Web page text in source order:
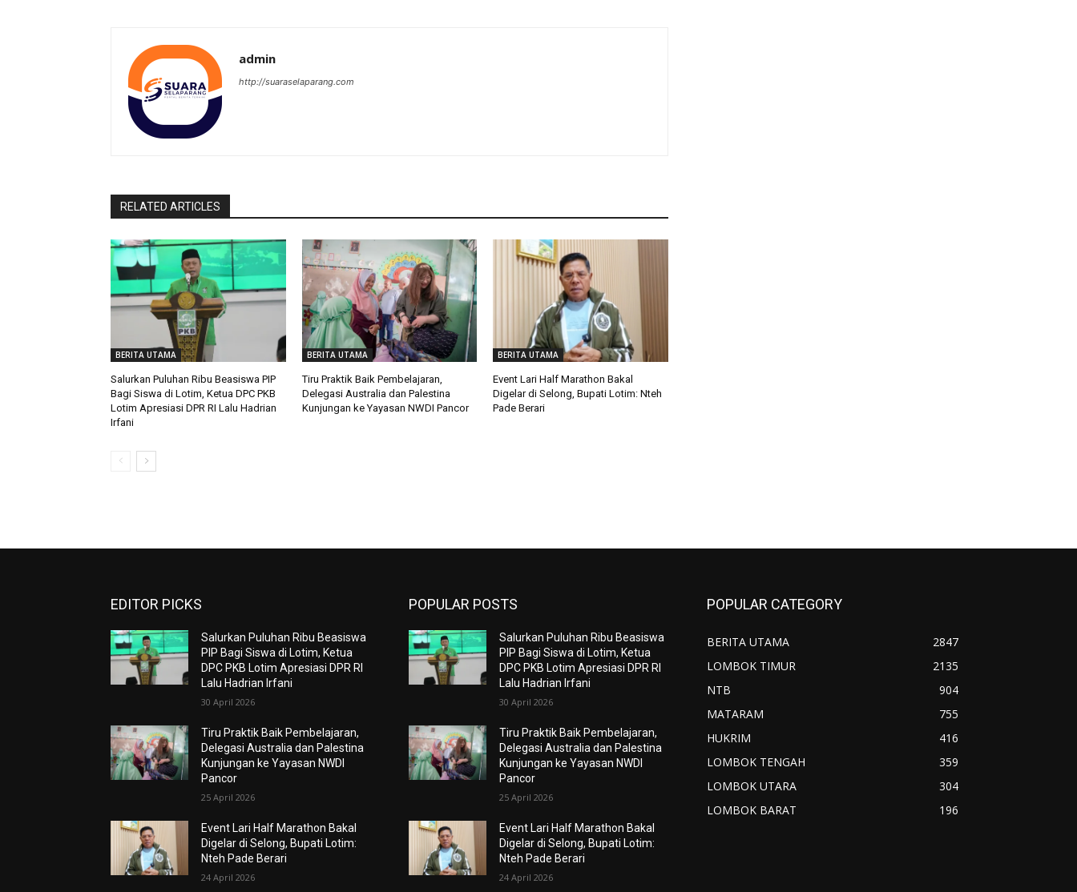
admin
http://suaraselaparang.com
RELATED ARTICLES
BERITA UTAMA
Salurkan Puluhan Ribu Beasiswa PIP
Bagi Siswa di Lotim, Ketua DPC PKB
Lotim Apresiasi DPR RI Lalu Hadrian
Irfani
BERITA UTAMA
Tiru Praktik Baik Pembelajaran,
Delegasi Australia dan Palestina
Kunjungan ke Yayasan NWDI Pancor
BERITA UTAMA
Event Lari Half Marathon Bakal
Digelar di Selong, Bupati Lotim: Nteh
Pade Berari
EDITOR PICKS
Salurkan Puluhan Ribu Beasiswa
PIP Bagi Siswa di Lotim, Ketua
DPC PKB Lotim Apresiasi DPR RI
Lalu Hadrian Irfani
30 April 2026
Tiru Praktik Baik Pembelajaran,
Delegasi Australia dan Palestina
Kunjungan ke Yayasan NWDI
Pancor
25 April 2026
Event Lari Half Marathon Bakal
Digelar di Selong, Bupati Lotim:
Nteh Pade Berari
24 April 2026
POPULAR POSTS
Salurkan Puluhan Ribu Beasiswa
PIP Bagi Siswa di Lotim, Ketua
DPC PKB Lotim Apresiasi DPR RI
Lalu Hadrian Irfani
30 April 2026
Tiru Praktik Baik Pembelajaran,
Delegasi Australia dan Palestina
Kunjungan ke Yayasan NWDI
Pancor
25 April 2026
Event Lari Half Marathon Bakal
Digelar di Selong, Bupati Lotim:
Nteh Pade Berari
24 April 2026
POPULAR CATEGORY
BERITA UTAMA
2847
LOMBOK TIMUR
2135
NTB
904
MATARAM
755
HUKRIM
416
LOMBOK TENGAH
359
LOMBOK UTARA
304
LOMBOK BARAT
196